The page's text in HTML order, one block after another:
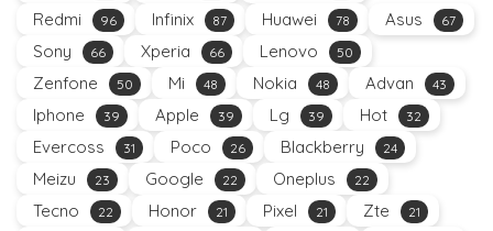
Redmi 96 Infinix 87 Huawei 78 Asus 67
Sony 66 Xperia 66 Lenovo 50
Zenfone 50 Mi 48 Nokia 48 Advan 43
Iphone 39 Apple 39 Lg 39 Hot 32
Evercoss 31 Poco 26 Blackberry 24
Meizu 23 Google 22 Oneplus 22
Tecno 22 Honor 21 Pixel 21 Zte 21